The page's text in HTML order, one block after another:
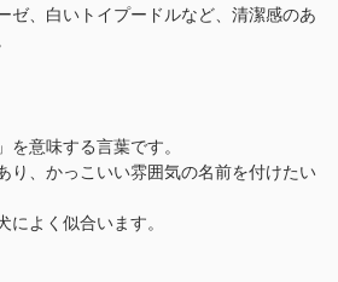
ゼ、白いトイプードルなど、清潔感のあ
を意味する言葉です。
り、かっこいい雰囲気の名前を付けたい
によく似合います。